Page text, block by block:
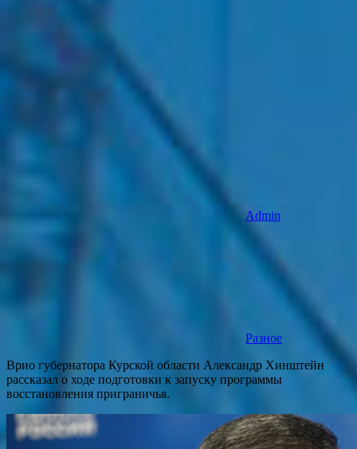
Admin
Разное
Врио губернатора Курской области Александр Хинштейн
рассказал о ходе подготовки к запуску программы
восстановления приграничья.